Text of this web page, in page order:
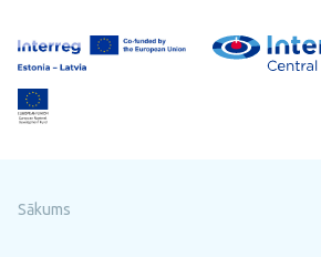
uz
lapas
saturu
Sākums